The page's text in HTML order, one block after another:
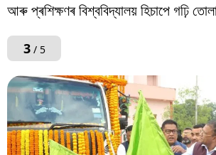
আৰু প্ৰশিক্ষণৰ বিশ্ববিদ্যালয় হিচাপে গঢ়ি
3/ 5